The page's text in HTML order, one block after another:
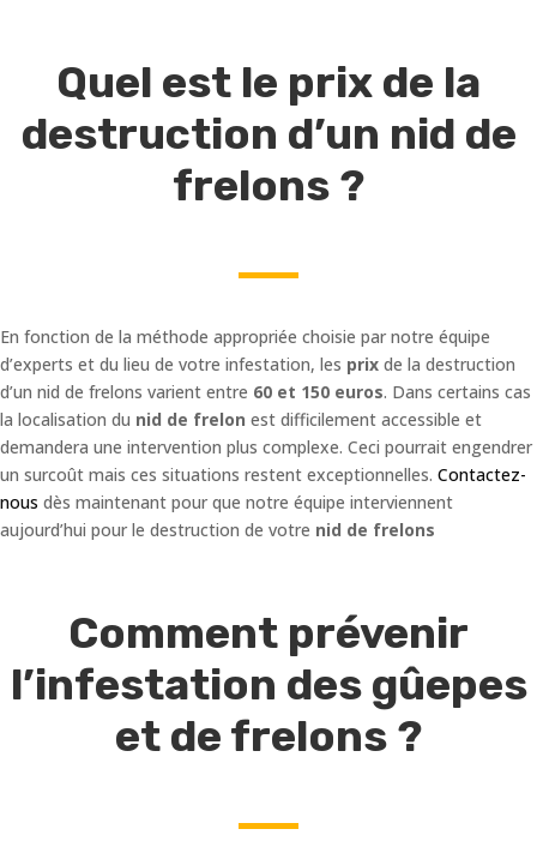
Quel est le prix de la
destruction d’un nid de
frelons ?
En fonction de la méthode appropriée choisie par notre équipe
d’experts et du lieu de votre infestation, les prix de la destruction
d’un nid de frelons varient entre 60 et 150 euros. Dans certains cas
la localisation du nid de frelon est difficilement accessible et
demandera une intervention plus complexe. Ceci pourrait engendrer
un surcoût mais ces situations restent exceptionnelles. Contactez-
nous dès maintenant pour que notre équipe interviennent
aujourd’hui pour le destruction de votre nid de frelons
Comment prévenir
l’infestation des gûepes
et de frelons ?